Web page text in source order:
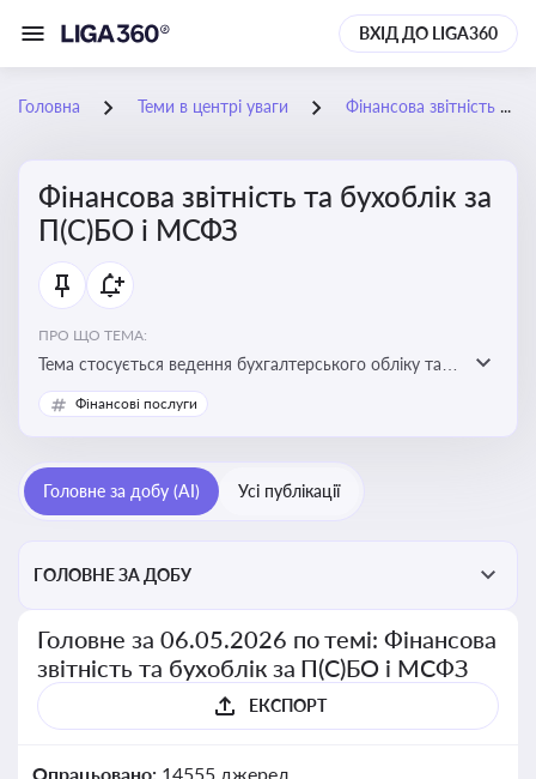
ВХІД ДО LIGA360
Головна Теми в центрі уваги Фінансова звітність та бухоблік за П(С)БО і МСФЗ
Фінансова звітність та бухоблік за
П(С)БО і МСФЗ
ПРО ЩО ТЕМА:
Тема стосується ведення бухгалтерського обліку та
складання фінансової звітності відповідно до
національних і міжнародних стандартів
Фінансові послуги
Головне за добу (AI) Усі публікації
ГОЛОВНЕ ЗА ДОБУ
Головне за 06.05.2026 по темі: Фінансова
звітність та бухоблік за П(С)БО і МСФЗ
ЕКСПОРТ
Опрацьовано: 14555 джерел